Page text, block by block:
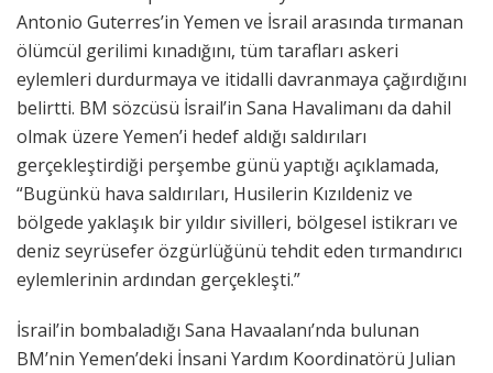
Antonio Guterres’in Yemen ve İsrail arasında tırmanan
ölümcül gerilimi kınadığını, tüm tarafları askeri
eylemleri durdurmaya ve itidalli davranmaya çağırdığını
belirtti. BM sözcüsü İsrail’in Sana Havalimanı da dahil
olmak üzere Yemen’i hedef aldığı saldırıları
gerçekleştirdiği perşembe günü yaptığı açıklamada,
“Bugünkü hava saldırıları, Husilerin Kızıldeniz ve
bölgede yaklaşık bir yıldır sivilleri, bölgesel istikrarı ve
deniz seyrüsefer özgürlüğünü tehdit eden tırmandırıcı
eylemlerinin ardından gerçekleşti.”
İsrail’in bombaladığı Sana Havaalanı’nda bulunan
BM’nin Yemen’deki İnsani Yardım Koordinatörü Julian